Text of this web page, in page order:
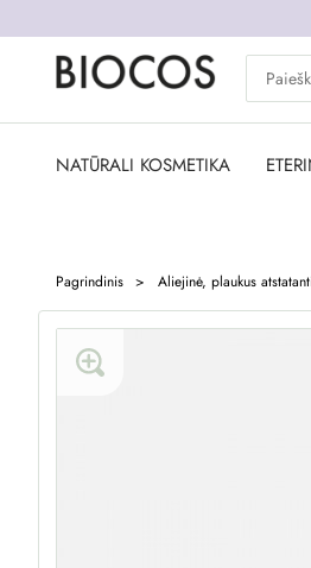
NATŪRALI KOSMETIKA
Pagrindinis Aliejinė, plaukus